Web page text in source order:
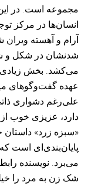
مجموعه است. در
انسان‌ها در مرکز
آرام و آهسته
شدنشان در شکل و
می‌کشد. بخش زیادی
عهده گفت‌وگوهای
علی‌رغم دشواری
دارد، عزیزی خوب
«سبزه زرد»
پایان‌بندی‌ای است
می‌برد. نویسنده
شک زن به مرد را